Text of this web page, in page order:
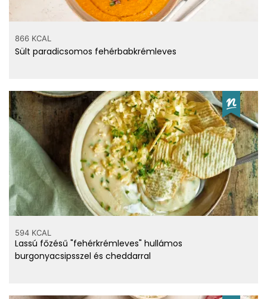
866 KCAL
Sült paradicsomos fehérbabkrémleves
594 KCAL
Lassú főzésű "fehérkrémleves" hullámos
burgonyacsipsszel és cheddarral